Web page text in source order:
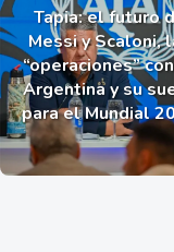
Tapia: el futuro
Messi y Scaloni,
“operaciones”
Argentina y su
para el Mundial